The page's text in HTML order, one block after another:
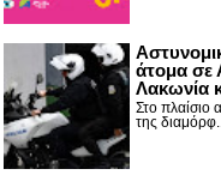
άτομα σε
Λακωνία
Στο πλαίσιο
της